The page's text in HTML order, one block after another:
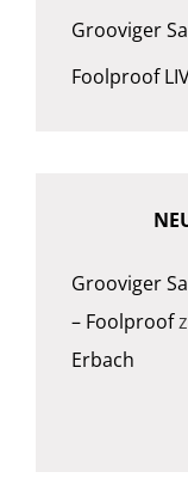
Grooviger
Foolproof
Grooviger
– Foolproof
Erbach